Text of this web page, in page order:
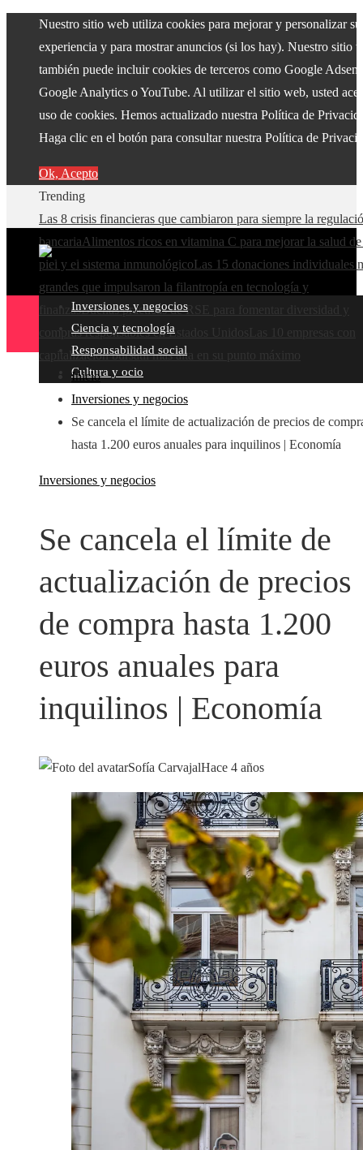
Nuestro sitio web utiliza cookies para mejorar y personalizar su
experiencia y para mostrar anuncios (si los hay). Nuestro sitio
también puede incluir cookies de terceros como Google
Google Analytics o YouTube. Al utilizar el sitio web, usted
uso de cookies. Hemos actualizado nuestra Política de
Haga clic en el botón para consultar nuestra Política de
Ok, Acepto
Trending
Las 8 crisis financieras que cambiaron para siempre la
bancariaAlimentos ricos en vitamina C para mejorar la salud
piel y el sistema inmunológicoLas 15 donaciones individuales
grandes que impulsaron la filantropía en tecnología y
finanzasBuenas prácticas de RSE para fomentar diversidad y
compras responsables en Estados Unidos
capitalización bursátil más alta en su punto máximo
Inversiones y negocios
Ciencia y tecnología
Responsabilidad social
Cultura y ocio
Inicio
Inversiones y negocios
Se cancela el límite de actualización de precios de
hasta 1.200 euros anuales para inquilinos | Economía
Inversiones y negocios
Se cancela el límite de
actualización de precios
de compra hasta 1.200
euros anuales para
inquilinos | Economía
Sofía CarvajalHace 4 años